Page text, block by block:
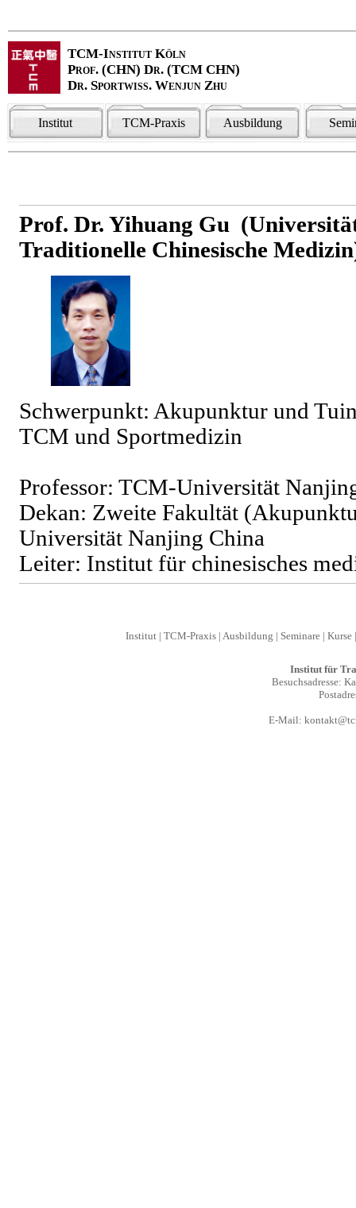
TCM-Institut Köln
Prof. (CHN) Dr. (TCM CHN)
Dr. Sportwiss. Wenjun Zhu
Institut TCM-Praxis Ausbildung
Prof. Dr. Yihuang Gu
Traditionelle Chinesische
Schwerpunkt: Akupunktur und
TCM und Sportmedizin
Professor: TCM-Universität
Dekan: Zweite Fakultät
Universität Nanjing China
Leiter: Institut für chinesisches
Institut| TCM-Praxis| Ausbildung | Seminare| Kurse
Institut für
Besuchsadresse:
E-Mail: